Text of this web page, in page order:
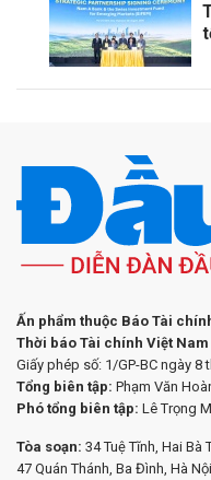
Ấn phẩm thuộc Báo Tài
Thời báo Tài chính Việt Nam
Giấy phép số: 1/GP-BC ngày 8
Tổng biên tập: Phạm Văn
Phó tổng biên tập: Lê Trọng
Tòa soạn: 34 Tuệ Tĩnh, Hai Bà
47 Quán Thánh, Ba Đình, Hà Nội